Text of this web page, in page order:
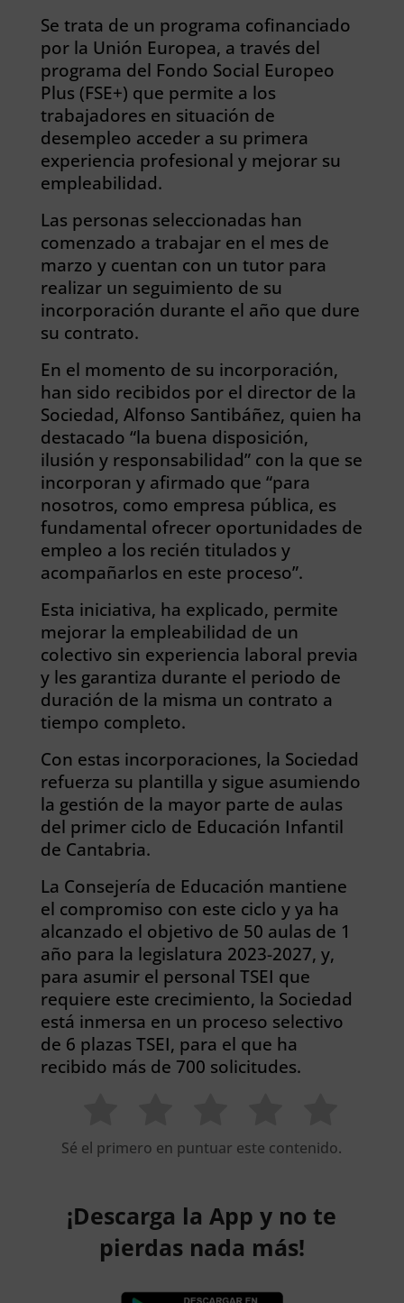
Se trata de un programa cofinanciado
por la Unión Europea, a través del
programa del Fondo Social Europeo
Plus (FSE+) que permite a los
trabajadores en situación de
desempleo acceder a su primera
experiencia profesional y mejorar su
empleabilidad.
Las personas seleccionadas han
comenzado a trabajar en el mes de
marzo y cuentan con un tutor para
realizar un seguimiento de su
incorporación durante el año que dure
su contrato.
En el momento de su incorporación,
han sido recibidos por el director de la
Sociedad, Alfonso Santibáñez, quien ha
destacado “la buena disposición,
ilusión y responsabilidad” con la que se
incorporan y afirmado que “para
nosotros, como empresa pública, es
fundamental ofrecer oportunidades de
empleo a los recién titulados y
acompañarlos en este proceso”.
Esta iniciativa, ha explicado, permite
mejorar la empleabilidad de un
colectivo sin experiencia laboral previa
y les garantiza durante el periodo de
duración de la misma un contrato a
tiempo completo.
Con estas incorporaciones, la Sociedad
refuerza su plantilla y sigue asumiendo
la gestión de la mayor parte de aulas
del primer ciclo de Educación Infantil
de Cantabria.
La Consejería de Educación mantiene
el compromiso con este ciclo y ya ha
alcanzado el objetivo de 50 aulas de 1
año para la legislatura 2023-2027, y,
para asumir el personal TSEI que
requiere este crecimiento, la Sociedad
está inmersa en un proceso selectivo
de 6 plazas TSEI, para el que ha
recibido más de 700 solicitudes.
Sé el primero en puntuar este contenido.
¡Descarga la App y no te
pierdas nada más!